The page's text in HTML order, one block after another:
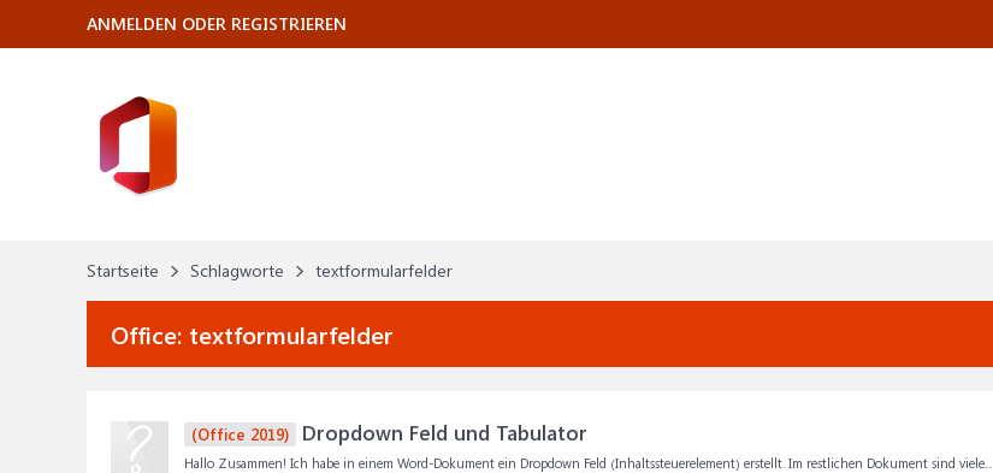
Startseite Schlagworte textformularfelder
Office: textformularfelder
(Office 2019) Dropdown Feld und Tabulator
Hallo Zusammen! Ich habe in einem Word-Dokument ein Dropdown Feld (Inhaltssteuerelement) erstellt. Im restlichen Dokument sind viele...
ANMELDEN ODER REGISTRIEREN